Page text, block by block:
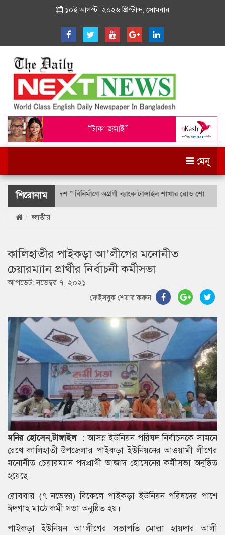
১০ই আগস্ট, ২০২৬ খ্রিস্টাব্দ, সোমবার
মেনু
শিরোনাম
বাংলাদেশ ” বিনির্মাণে অগ্রণী ব্যাংক টাঙ্গাইল শাখার রোড শো
জাতীয়
কালিহাতীর পাইকড়া আ’লীগের মনোনীত
চেয়ারম্যান প্রার্থীর নির্বাচনী কর্মীসভা
আপডেট: নভেম্বর ৭, ২০২১
ফেইসবুক শেয়ার করুন
মনির হোসেন,টাঙ্গাইল :আসন্ন ইউনিয়ন পরিষদ নির্বাচনকে সামনে
রেখে কালিহাতী উপজেলার পাইকড়া ইউনিয়নের আওয়ামী লীগের
মনোনীত চেয়ারম্যান পদপ্রার্থী আজাদ হোসেনের কর্মীসভা অনুষ্ঠিত
হয়েছে।
রোববার (৭ নভেম্বর) বিকেলে পাইকড়া ইউনিয়ন পরিষদের পাশে
ঈদগাহ মাঠে কর্মী সভা অনুষ্ঠিত হয়।
পাইকড়া ইউনিয়ন আ’লীগের সভাপতি মোল্লা হায়দার আলী